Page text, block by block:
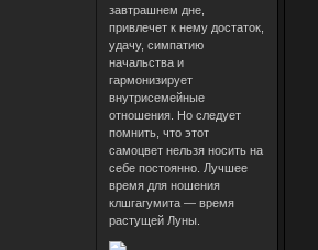
завтрашнем дне,
привлечет к нему достаток,
удачу, симпатию
начальства и
гармонизирует
внутрисемейные
отношения. Но следует
помнить, что этот
самоцвет нельзя носить на
себе постоянно. Лучшее
время для ношения
клшгагумита — время
растущей Луны.